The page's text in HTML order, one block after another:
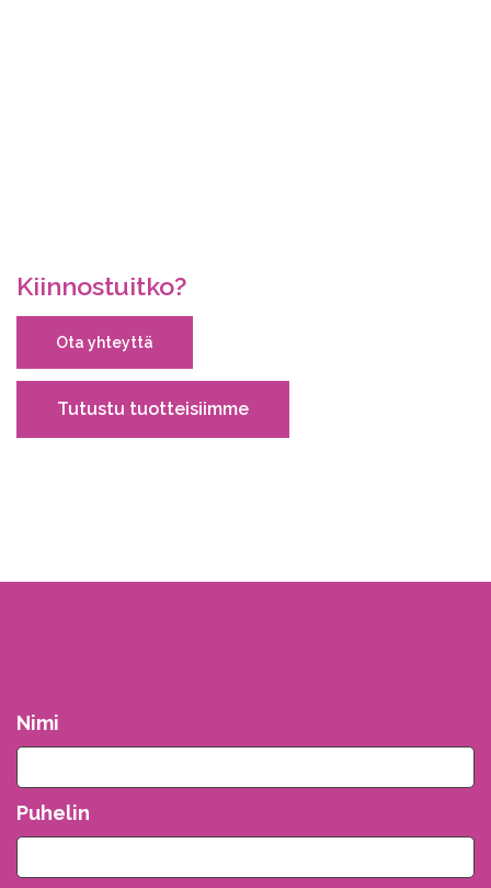
Kiinnostuitko?
Ota yhteyttä
Tutustu tuotteisiimme
Nimi
Puhelin